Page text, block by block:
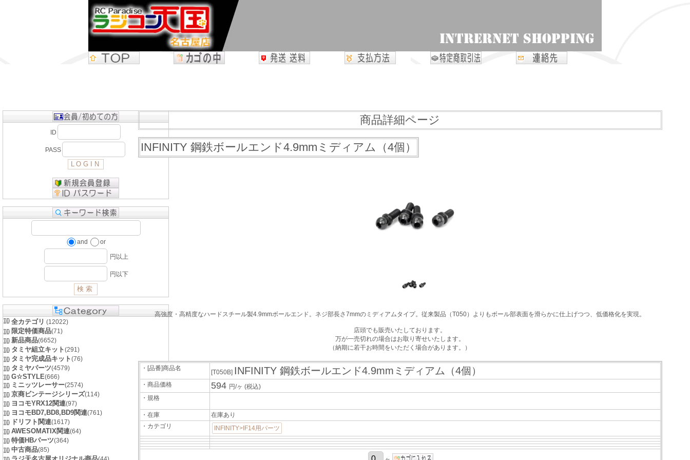
ID
PASS
and or
円以上
円以下
全カテゴリ (12022)
限定特価商品(71)
新品商品(6652)
タミヤ組立キット(291)
タミヤ完成品キット(76)
タミヤパーツ(4579)
G☆STYLE(666)
ミニッツレーサー(2574)
京商ビンテージシリーズ(114)
ヨコモYRX12関連(97)
ヨコモBD7,BD8,BD9関連(761)
ドリフト関連(1617)
AWESOMATIX関連(64)
特価HBパーツ(364)
中古商品(85)
商品詳細ページ
INFINITY 鋼鉄ボールエンド4.9mmミディアム（4個）
高強度・高精度なハードスチール製4.9mmボールエンド。ネジ部長さ7mmのミディアムタイプ。従来製品（T050）よりもボール部表面を滑らかに仕上げつつ、低価格化を実現。
店頭でも販売いたしております。
万が一売切れの場合はお取り寄せいたします。
（納期に若干お時間をいただく場合があります。）
・[品番]商品名
[T050B] INFINITY 鋼鉄ボールエンド4.9mmミディアム（4個）
・商品価格 594 円/ヶ (税込)
・規格
・在庫
在庫あり
・カテゴリ
INFINITY>IF14用パーツ